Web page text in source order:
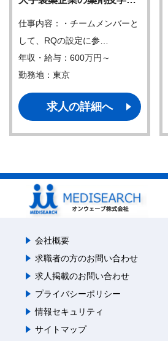
仕事内容：・チームメンバーと
して、RQの設定に参…
年収・給与：600万円～
勤務地：東京
求人の詳細へ
会社概要
求職者の方のお問い合わせ
求人掲載のお問い合わせ
プライバシーポリシー
情報セキュリティ
サイトマップ